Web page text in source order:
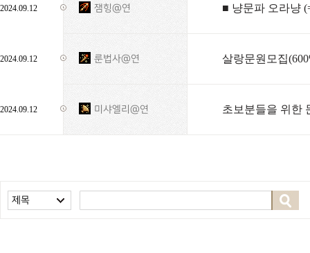
2024.09.12 잼힝@연 ■ 냥문파 오라냥
2024.09.12 룬법사@연 살랑문원모집
2024.09.12 미샤엘리@연 초보분들을 위한
제목